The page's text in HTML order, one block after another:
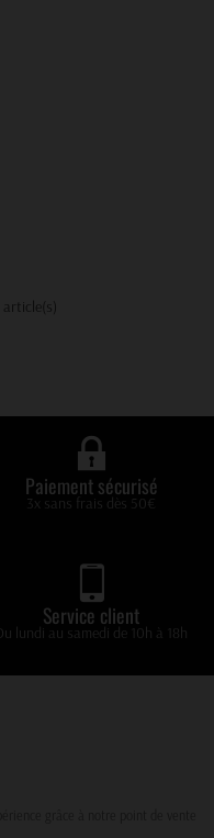
article(s)
Paiement sécurisé
3x sans frais dès 50€
Service client
Du lundi au samedi de 10h à 18h